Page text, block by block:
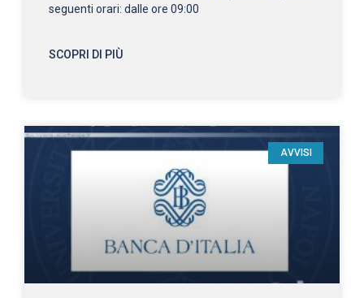
seguenti orari: dalle ore 09:00
SCOPRI DI PIÙ
AVVISI